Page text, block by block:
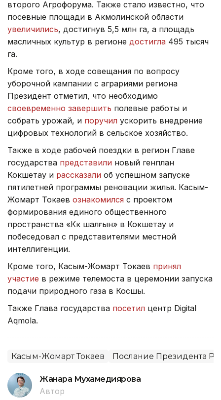
второго Агрофорума. Также стало известно, что
посевные площади в Акмолинской области
увеличились, достигнув 5,5 млн га, а площадь
масличных культур в регионе достигла 495 тысяч
га.
Кроме того, в ходе совещания по вопросу
уборочной кампании с аграриями региона
Президент отметил, что необходимо
своевременно завершить полевые работы и
собрать урожай, и поручил ускорить внедрение
цифровых технологий в сельское хозяйство.
Также в ходе рабочей поездки в регион Главе
государства представили новый генплан
Кокшетау и рассказали об успешном запуске
пятилетней программы реновации жилья. Касым-
Жомарт Токаев ознакомился с проектом
формирования единого общественного
пространства «Көк шалғын» в Кокшетау и
побеседовал с представителями местной
интеллигенции.
Кроме того, Касым-Жомарт Токаев принял
участие в режиме телемоста в церемонии запуска
подачи природного газа в Косшы.
Также Глава государства посетил центр Digital
Aqmola.
Касым-Жомарт Токаев Послание Президента РК
Жанара Мухамедиярова
Автор